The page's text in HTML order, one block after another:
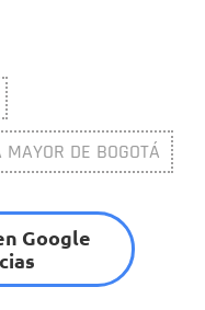
DE BOGOTÁ
Google